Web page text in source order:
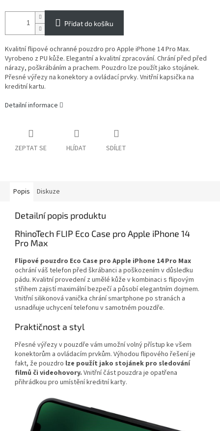
Přidat do košíku
Kvalitní flipové ochranné pouzdro pro Apple iPhone 14 Pro Max.
Vyrobeno z PU kůže. Elegantní a kvalitní zpracování. Chrání před před
nárazy, poškrábáním a prachem. Pouzdro lze použít jako stojánek.
Přesné výřezy na konektory a ovládací prvky. Vnitřní kapsička na
kreditní kartu.
Detailní informace
ZEPTAT SE HLÍDAT SDÍLET
Popis Diskuze
Detailní popis produktu
RhinoTech FLIP Eco Case pro Apple iPhone 14
Pro Max
Flipové pouzdro Eco Case pro Apple iPhone 14 Pro Max
ochrání váš telefon před škrábanci a poškozením v důsledku
pádu. Kvalitní provedení z umělé kůže v kombinaci s flipovým
střihem zajistí maximální bezpečí a působí elegantním dojmem.
Vnitřní silikonová vanička chrání smartphone po stranách a
usnadňuje uchycení telefonu v samotném pouzdře.
Praktičnost a styl
Přesné výřezy v pouzdře vám umožní volný přístup ke všem
konektorům a ovládacím prvkům. Výhodou flipového řešení je
fakt, že pouzdro lze použít jako stojánek pro sledování
filmů či videohovory. Vnitřní část pouzdra je opatřena
přihrádkou pro umístění kreditní karty.